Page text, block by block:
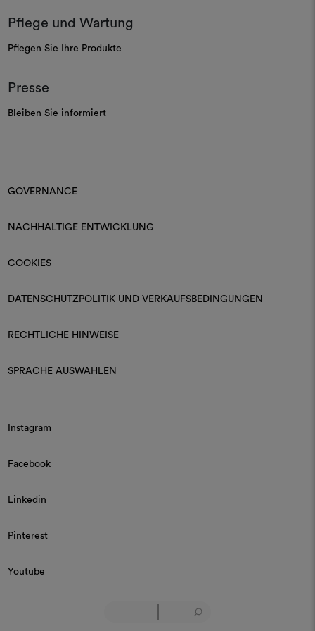
Pflege und Wartung
Pflegen Sie Ihre Produkte
Presse
Bleiben Sie informiert
GOVERNANCE
NACHHALTIGE ENTWICKLUNG
COOKIES
DATENSCHUTZPOLITIK UND VERKAUFSBEDINGUNGEN
RECHTLICHE HINWEISE
SPRACHE AUSWÄHLEN
Instagram
Facebook
Linkedin
Pinterest
Youtube
© 2026 Dedar P.IVA 03187590157